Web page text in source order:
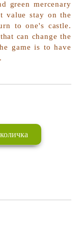
green mercenary
value stay on the
to one's castle.
can change the
game is to have